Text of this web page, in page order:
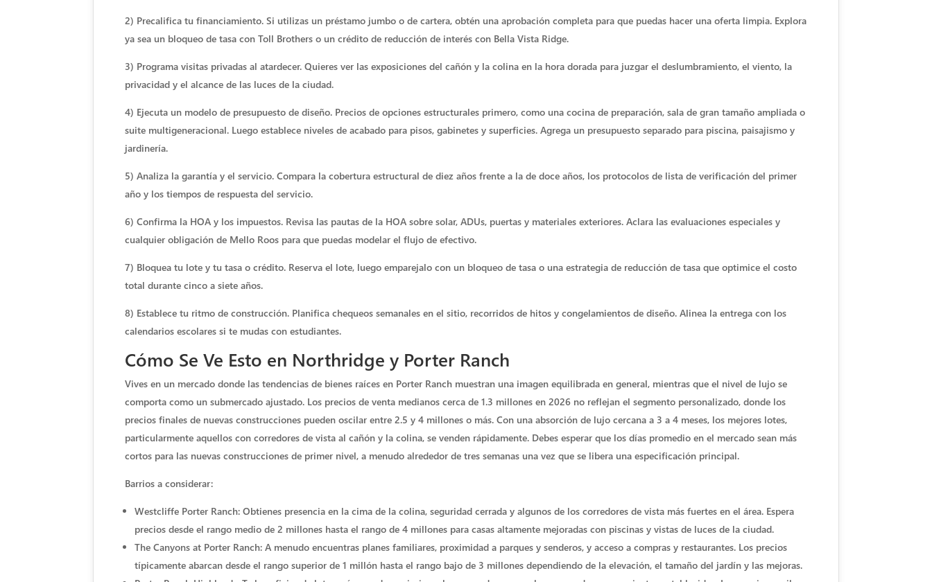
2) Precalifica tu financiamiento. Si utilizas un préstamo jumbo o de cartera, obtén una aprobación completa para que puedas hacer una oferta limpia. Explora
ya sea un bloqueo de tasa con Toll Brothers o un crédito de reducción de interés con Bella Vista Ridge.
3) Programa visitas privadas al atardecer. Quieres ver las exposiciones del cañón y la colina en la hora dorada para juzgar el deslumbramiento, el viento, la
privacidad y el alcance de las luces de la ciudad.
4) Ejecuta un modelo de presupuesto de diseño. Precios de opciones estructurales primero, como una cocina de preparación, sala de gran tamaño ampliada o
suite multigeneracional. Luego establece niveles de acabado para pisos, gabinetes y superficies. Agrega un presupuesto separado para piscina, paisajismo y
jardinería.
5) Analiza la garantía y el servicio. Compara la cobertura estructural de diez años frente a la de doce años, los protocolos de lista de verificación del primer
año y los tiempos de respuesta del servicio.
6) Confirma la HOA y los impuestos. Revisa las pautas de la HOA sobre solar, ADUs, puertas y materiales exteriores. Aclara las evaluaciones especiales y
cualquier obligación de Mello Roos para que puedas modelar el flujo de efectivo.
7) Bloquea tu lote y tu tasa o crédito. Reserva el lote, luego emparejalo con un bloqueo de tasa o una estrategia de reducción de tasa que optimice el costo
total durante cinco a siete años.
8) Establece tu ritmo de construcción. Planifica chequeos semanales en el sitio, recorridos de hitos y congelamientos de diseño. Alinea la entrega con los
calendarios escolares si te mudas con estudiantes.
Cómo Se Ve Esto en Northridge y Porter Ranch
Vives en un mercado donde las tendencias de bienes raíces en Porter Ranch muestran una imagen equilibrada en general, mientras que el nivel de lujo se
comporta como un submercado ajustado. Los precios de venta medianos cerca de 1.3 millones en 2026 no reflejan el segmento personalizado, donde los
precios finales de nuevas construcciones pueden oscilar entre 2.5 y 4 millones o más. Con una absorción de lujo cercana a 3 a 4 meses, los mejores lotes,
particularmente aquellos con corredores de vista al cañón y la colina, se venden rápidamente. Debes esperar que los días promedio en el mercado sean más
cortos para las nuevas construcciones de primer nivel, a menudo alrededor de tres semanas una vez que se libera una especificación principal.
Barrios a considerar:
Westcliffe Porter Ranch: Obtienes presencia en la cima de la colina, seguridad cerrada y algunos de los corredores de vista más fuertes en el área. Espera
precios desde el rango medio de 2 millones hasta el rango de 4 millones para casas altamente mejoradas con piscinas y vistas de luces de la ciudad.
The Canyons at Porter Ranch: A menudo encuentras planes familiares, proximidad a parques y senderos, y acceso a compras y restaurantes. Los precios
típicamente abarcan desde el rango superior de 1 millón hasta el rango bajo de 3 millones dependiendo de la elevación, el tamaño del jardín y las mejoras.